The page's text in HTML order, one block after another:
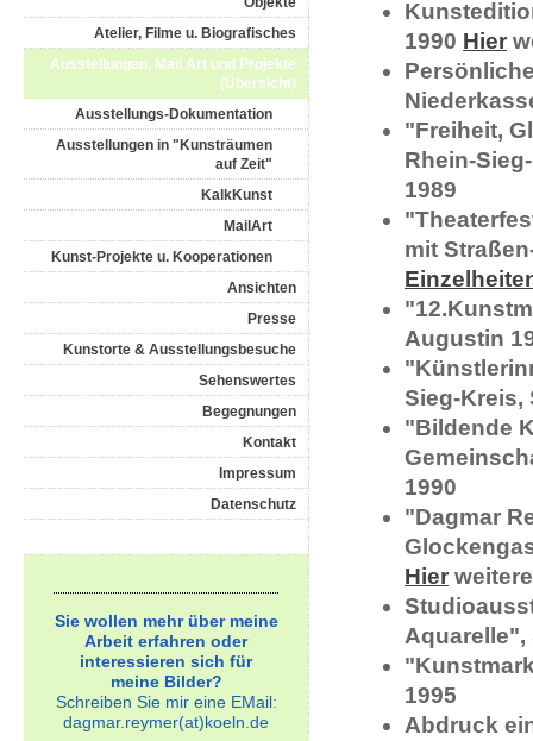
1990 Hier
"Freiheit,
Rhein-
1989
mit
Augustin
Sieg-Kreis,
"Bildende
1990
"Dagmar
Hier
Aquarelle",
1995
Abdruck
Atelier, Filme u. Biografisches
Ausstellungen, Mail Art und Projekte
(Übersicht)
Ausstellungs-Dokumentation
Ausstellungen in "Kunsträumen
auf Zeit"
KalkKunst
MailArt
Kunst-Projekte u. Kooperationen
Ansichten
Presse
Kunstorte & Ausstellungsbesuche
Sehenswertes
Begegnungen
Kontakt
Impressum
Datenschutz
Sie wollen mehr über meine
Arbeit erfahren oder
interessieren sich für
meine Bilder?
Schreiben Sie mir eine EMail:
dagmar.reymer(at)koeln.de